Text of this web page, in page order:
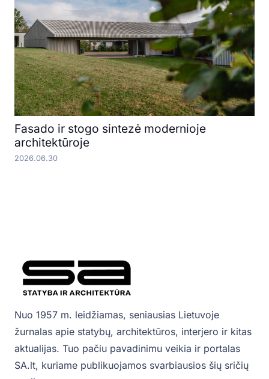
Fasado ir stogo sintezė modernioje
architektūroje
2026.06.30
Nuo 1957 m. leidžiamas, seniausias Lietuvoje
žurnalas apie statybų, architektūros, interjero ir kitas
aktualijas. Tuo pačiu pavadinimu veikia ir portalas
SA.lt, kuriame publikuojamos svarbiausios šių sričių